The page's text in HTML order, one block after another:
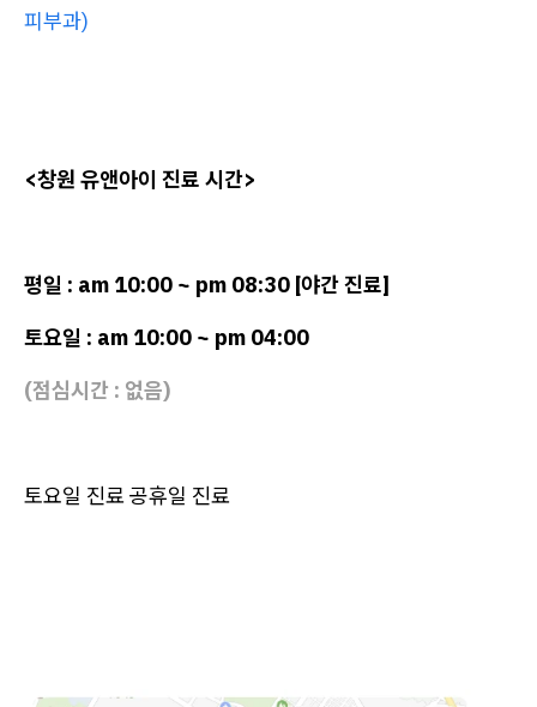
피부과)
<창원 유앤아이 진료 시간>
평일 : am 10:00 ~ pm 08:30 [야간 진료]
토요일 : am 10:00 ~ pm 04:00
(점심시간 : 없음)
토요일 진료 공휴일 진료